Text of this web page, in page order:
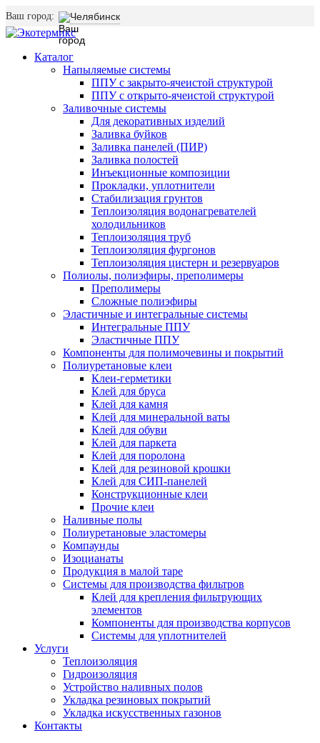
Ваш город: Челябинск
Каталог
Напыляемые системы
ППУ с закрыто-ячеистой структурой
ППУ с открыто-ячеистой структурой
Заливочные системы
Для декоративных изделий
Заливка буйков
Заливка панелей (ПИР)
Заливка полостей
Инъекционные композиции
Прокладки, уплотнители
Стабилизация грунтов
Теплоизоляция водонагревателей
холодильников
Теплоизоляция труб
Теплоизоляция фургонов
Теплоизоляция цистерн и резервуаров
Полиолы, полиэфиры, преполимеры
Преполимеры
Сложные полиэфиры
Эластичные и интегральные системы
Интегральные ППУ
Эластичные ППУ
Компоненты для полимочевины и покрытий
Полиуретановые клеи
Клеи-герметики
Клей для бруса
Клей для камня
Клей для минеральной ваты
Клей для обуви
Клей для паркета
Клей для поролона
Клей для резиновой крошки
Клей для СИП-панелей
Конструкционные клеи
Прочие клеи
Наливные полы
Полиуретановые эластомеры
Компаунды
Изоцианаты
Продукция в малой таре
Системы для производства фильтров
Клей для крепления фильтрующих
элементов
Компоненты для производства корпусов
Системы для уплотнителей
Услуги
Теплоизоляция
Гидроизоляция
Устройство наливных полов
Укладка резиновых покрытий
Укладка искусственных газонов
Контакты